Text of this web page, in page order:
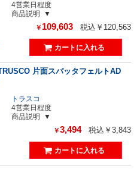
4営業日程度
商品説明
￥ 109,603 税込￥120,563
片面スパッタフェルトAD
トラスコ
4営業日程度
商品説明
￥3,494 税込￥3,843